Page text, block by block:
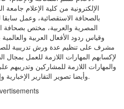
الإلكترونية من كلية الإعلام جامعة
بالصحافة الاستقصائية، وعمل سابقا
المصرية والعربية، مختص بصحافة
وقياس ردود الأفعال العربية
مشرف على تنظيم عدة ورش تدريبية
لإكسابهم المهارات اللازمة للعمل بمجال
والمهارات اللازمة للمشاركين وتدريبهم
وأيضا تصوير التقارير الإخبارية وإعداد محتوى البرامج التلفزيونية.